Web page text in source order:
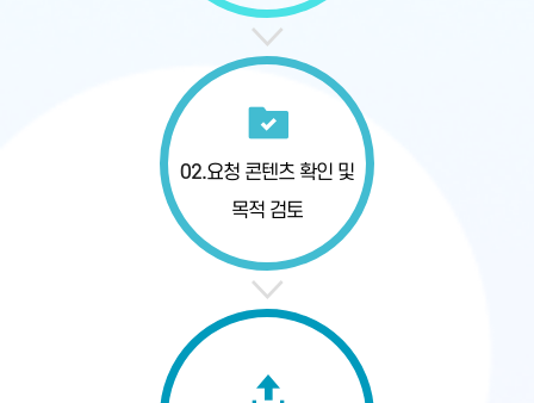
02.요청 콘텐츠 확인 및
목적 검토